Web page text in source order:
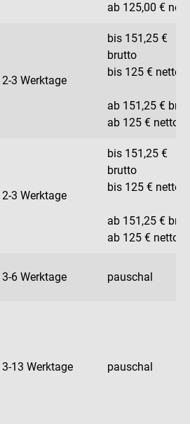
ab 125,00 €
2-3 Werktage
bis 151,25 €
brutto
bis 125 € netto
ab 151,25 €
ab 125 € netto
2-3 Werktage
bis 151,25 €
brutto
bis 125 € netto
ab 151,25 €
ab 125 € netto
3-6 Werktage pauschal
3-13 Werktage pauschal